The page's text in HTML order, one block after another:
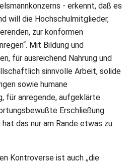
- erkennt, daß es
will die Hochschulmitglieder,
zur konformen
Mit Bildung und
für ausreichend Nahrung und
sinnvolle Arbeit, solide
sowie humane
für anregende, aufgeklärte
Erschließung
das nur am Rande etwas zu
Kontroverse ist auch ,,die